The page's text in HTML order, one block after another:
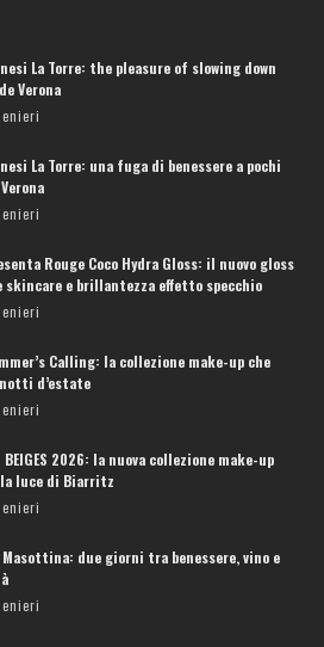
La Torre: the pleasure of slowing down
Verona
La Torre: una fuga di benessere a pochi
Rouge Coco Hydra Gloss: il nuovo gloss
skincare e brillantezza effetto specchio
Calling: la collezione make-up che
d’estate
BEIGES 2026: la nuova collezione make-up
luce di Biarritz
due giorni tra benessere, vino e